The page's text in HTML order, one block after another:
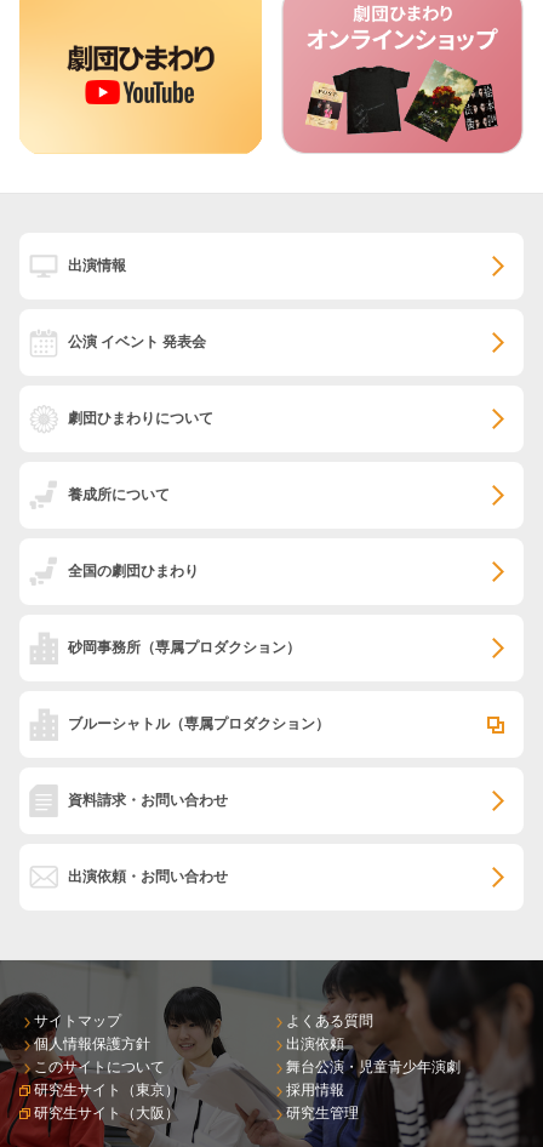
出演情報
公演 イベント 発表会
劇団ひまわりについて
養成所について
全国の劇団ひまわり
砂岡事務所 （専属プロダクション）
ブルーシャトル（専属プロダクション）
資料請求・お問い合わせ
出演依頼・お問い合わせ
サイトマップ
個人情報保護方針
このサイトについて
研究生サイト（東京）
研究生サイト（大阪）
よくある質問
出演依頼
舞台公演・児童青少年演劇
採用情報
研究生管理